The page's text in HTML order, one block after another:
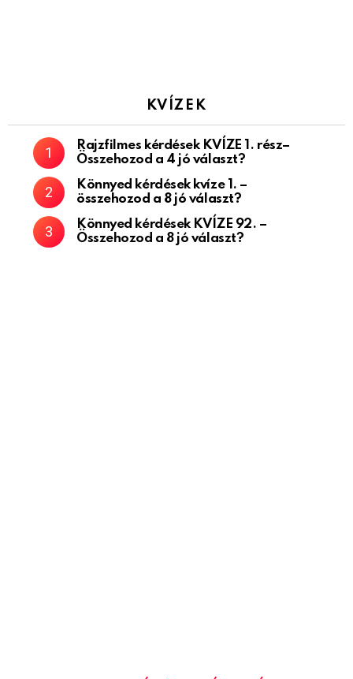
KVÍZEK
Rajzfilmes kérdések KVÍZE 1. rész–
Összehozod a 4 jó választ?
Könnyed kérdések kvíze 1. –
összehozod a 8 jó választ?
Könnyed kérdések KVÍZE 92. –
Összehozod a 8 jó választ?